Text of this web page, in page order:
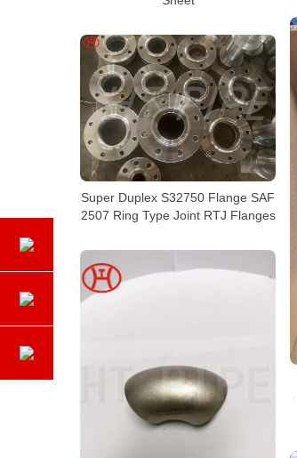
Super Duplex S32750 Flange SAF
2507 Ring Type Joint RTJ Flanges